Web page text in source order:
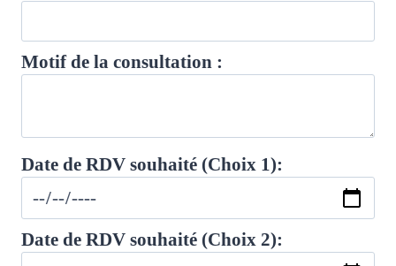
Motif de la consultation :
Date de RDV souhaité (Choix 1):
Date de RDV souhaité (Choix 2):